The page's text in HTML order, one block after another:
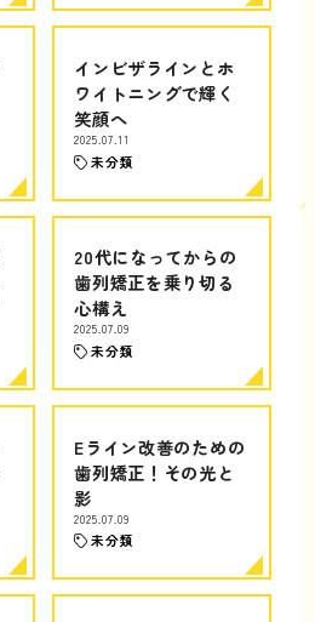
インビザラインとホ
ワイトニングで輝く
笑顔へ
2025.07.11
未分類
20代になってからの
歯列矯正を乗り切る
心構え
2025.07.09
未分類
Eライン改善のための
歯列矯正！その光と
影
2025.07.09
未分類